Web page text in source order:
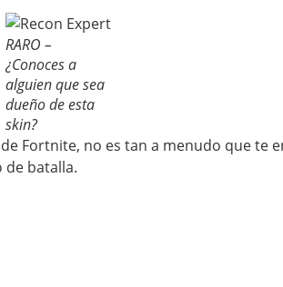
RARO –
¿Conoces a
alguien que sea
dueño de esta
skin?
Fortnite, no es tan a menudo que te
de batalla.